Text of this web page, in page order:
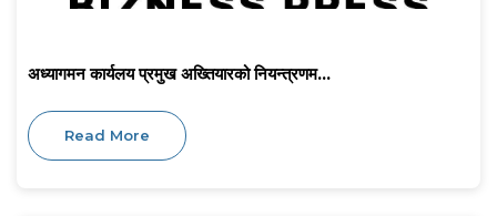
अध्यागमन कार्यलय प्रमुख अख्तियारको नियन्त्रणम...
Read More